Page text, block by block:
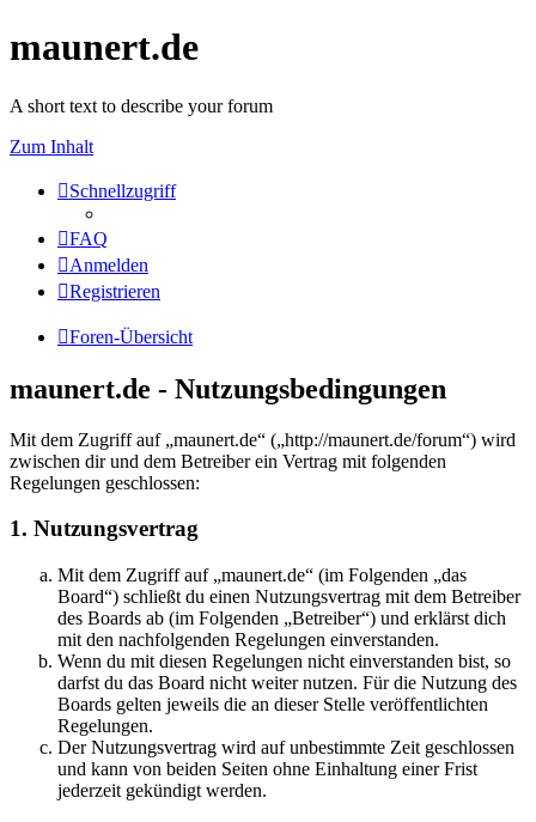
maunert.de
A short text to describe your forum
Zum Inhalt
Schnellzugriff
FAQ
Anmelden
Registrieren
Foren-Übersicht
maunert.de - Nutzungsbedingungen
Mit dem Zugriff auf „maunert.de“ („http://maunert.de/forum“) wird
zwischen dir und dem Betreiber ein Vertrag mit folgenden
Regelungen geschlossen:
1. Nutzungsvertrag
Mit dem Zugriff auf „maunert.de“ (im Folgenden „das
Board“) schließt du einen Nutzungsvertrag mit dem Betreiber
des Boards ab (im Folgenden „Betreiber“) und erklärst dich
mit den nachfolgenden Regelungen einverstanden.
Wenn du mit diesen Regelungen nicht einverstanden bist, so
darfst du das Board nicht weiter nutzen. Für die Nutzung des
Boards gelten jeweils die an dieser Stelle veröffentlichten
Regelungen.
Der Nutzungsvertrag wird auf unbestimmte Zeit geschlossen
und kann von beiden Seiten ohne Einhaltung einer Frist
jederzeit gekündigt werden.